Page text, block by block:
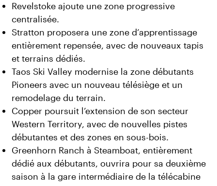
Revelstoke ajoute une zone progressive
centralisée.
Stratton proposera une zone d’apprentissage
entièrement repensée, avec de nouveaux tapis
et terrains dédiés.
Taos Ski Valley modernise la zone débutants
Pioneers avec un nouveau télésiège et un
remodelage du terrain.
Copper poursuit l’extension de son secteur
Western Territory, avec de nouvelles pistes
débutantes et des zones en sous-bois.
Greenhorn Ranch à Steamboat, entièrement
dédié aux débutants, ouvrira pour sa deuxième
saison à la gare intermédiaire de la télécabine